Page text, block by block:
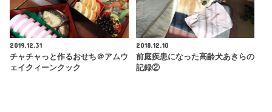
2019.12.31
チャチャっと作るおせち＠アムウ
ェイクィーンクック
2018.12.10
前庭疾患になった高齢犬あきらの
記録②